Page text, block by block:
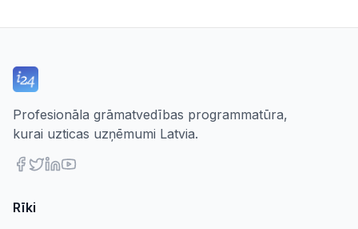
Profesionāla grāmatvedības programmatūra,
kurai uzticas uzņēmumi Latvia.
Rīki